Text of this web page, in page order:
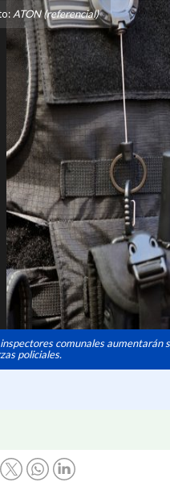
ATON (referencial)
comunales aumentarán
policiales.